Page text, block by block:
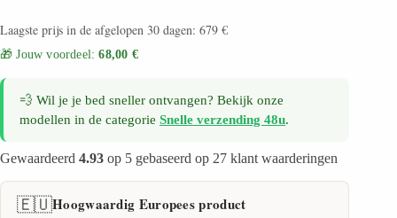
Laagste prijs in de afgelopen 30 dagen: 679 €
🎁 Jouw voordeel:68,00 €
💨 Wil je je bed sneller ontvangen? Bekijk onze
modellen in de categorie Snelle verzending 48u.
Gewaardeerd 4.93 op 5 gebaseerd op 27 klant waarderingen
🇪🇺Hoogwaardig Europees product